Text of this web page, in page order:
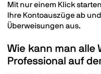
Mit nur einem Klick
Ihre Kontoauszüge ab
Überweisungen aus.
Wie kann man alle
Professional auf